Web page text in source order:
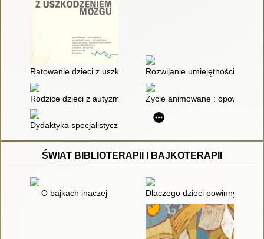
Ratowanie dzieci z uszkodzeniem mózgu : [porażenie
Rozwijanie umiejętności
Rodzice dzieci z autyzmem Życie animowane : opowieść
Dydaktyka specjalistyczna ukierunkowana na spektrum
ŚWIAT BIBLIOTERAPII I BAJKOTERAPII
O bajkach inaczej Dlaczego dzieci powinny